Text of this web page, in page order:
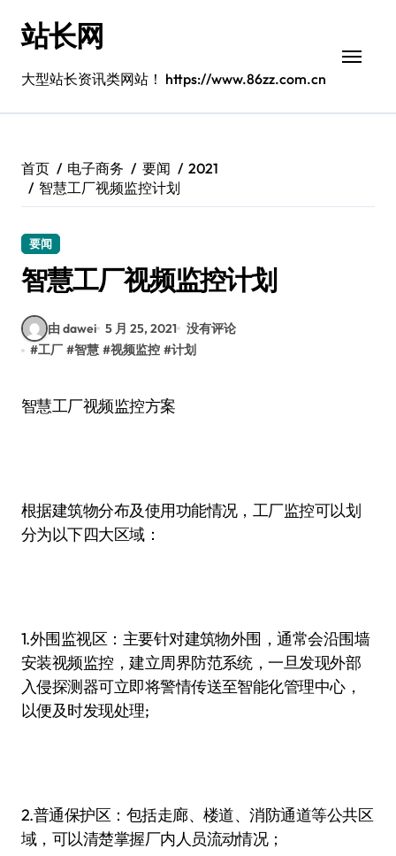
站长网
大型站长资讯类网站！ https://www.86zz.com.cn
首页 电子商务 要闻
2021
智慧工厂视频监控计划
要闻
智慧工厂视频监控计划
由 dawei 5 月 25, 2021 没有评论
#工厂 #智慧 #视频监控 #计划
智慧工厂视频监控方案
根据建筑物分布及使用功能情况，工厂监控可以划
分为以下四大区域：
1.外围监视区：主要针对建筑物外围，通常会沿围墙
安装视频监控，建立周界防范系统，一旦发现外部
入侵探测器可立即将警情传送至智能化管理中心，
以便及时发现处理;
2.普通保护区：包括走廊、楼道、消防通道等公共区
域，可以清楚掌握厂内人员流动情况；